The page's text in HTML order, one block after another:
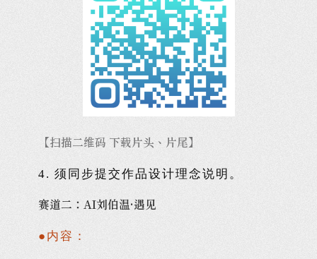
【扫描二维码 下载片头、片尾】
4.须同步提交作品设计理念说明。
赛道二：AI刘伯温·遇见
●内容：